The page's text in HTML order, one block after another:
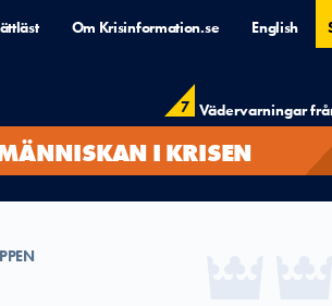
Om Krisinformation.se English
7 Vädervarningar
I KRISEN